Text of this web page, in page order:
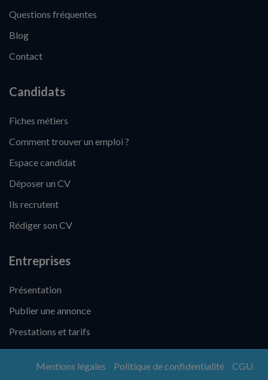
Questions fréquentes
Blog
Contact
Candidats
Fiches métiers
Comment trouver un emploi ?
Espace candidat
Déposer un CV
Ils recrutent
Rédiger son CV
Entreprises
Présentation
Publier une annonce
Prestations et tarifs
Mentions légales Politique de confidentialité
CGU